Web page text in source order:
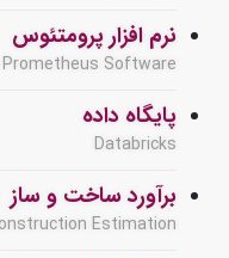
نرم افزار پرومتئوس
Prometheus Software
پایگاه داده
Databricks
برآورد ساخت و ساز
Construction Estimation